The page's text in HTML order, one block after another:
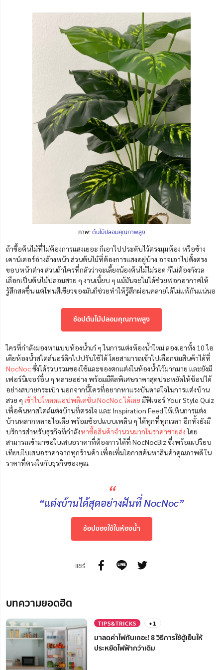
ภาพ:ต้นไม้ปลอมคุณภาพสูง
ถ้าซื้อต้นไม้ที่ไม่ต้องการแสงเยอะ ก็เอาไปประดับไว้ตรงมุมห้อง หรือข้าง
เคาน์เตอร์อ่างล้างหน้า ส่วนต้นไม้ที่ต้องการแสงอยู่บ้าง อาจเอาไปตั้งตรง
ขอบหน้าต่าง ส่วนถ้าใครที่กลัวว่าจะเลี้ยงน้องต้นไม้ไม่รอด ก็ไม่ต้องกังวล
เลือกเป็นต้นไม้ปลอมสวย ๆ งานเนี้ยบ ๆ แม้มันจะไม่ได้ช่วยฟอกอากาศให้
รู้สึกสดชื่น แต่โทนสีเขียวของมันก็ช่วยทำให้รู้สึกผ่อนคลายได้ไม่แพ้กันแน่นอ
ช้อปต้นไม้ปลอมคุณภาพสูง
ใครที่กำลังมองหาแบบห้องน้ำเก๋ ๆ ในการแต่งห้องน้ำใหม่ ลองเอาทั้ง 10 ไอ
เดียห้องน้ำสไตล์นอร์ดิกไปปรับใช้ได้ โดยสามารถเข้าไปเลือกชมสินค้าได้ที่
NocNocซึ่งได้รวบรวมของใช้และของตกแต่งในห้องน้ำไว้มากมาย และยังมี
เฟอร์นิเจอร์อื่น ๆ หลายอย่าง พร้อมมีดีลพิเศษราคาสุดประหยัดให้ช้อปได้
อย่างสบายกระเป๋า นอกจากนี้ใครที่อยากหาแรงบันดาลใจในการแต่งบ้าน
สวย ๆ เข้าไปโหลดแอปพลิเคชั่น NocNoc ได้เลย มีฟีเจอร์ Your Style Quiz
เพื่อค้นหาสไตล์แต่งบ้านที่ตรงใจ และ Inspiration Feed ให้เห็นการแต่ง
บ้านหลากหลายไอเดีย พร้อมช้อปแบบเพลิน ๆ ได้ทุกที่ทุกเวลา อีกทั้งยังมี
บริการสำหรับธุรกิจที่กำลังหาซื้อสินค้าจำนวนมากในราคาขายส่งโดย
สามารถเข้ามาขอใบเสนอราคาที่ต้องการได้ที่ NocNocBiz ซี่งพร้อมเปรียบ
เทียบใบเสนอราคาจากทุกร้านค้า เพื่อเพิ่มโอกาสค้นหาสินค้าคุณภาพดี ใน
ราคาที่ตรงใจกับธุรกิจของคุณ
“
“แต่งบ้านได้สุดอย่างฝันที่ NocNoc”
ช้อปของใช้ในห้องน้ำ
แชร์
บทความยอดฮิต
TIPS&TRICKS +1
มาลดค่าไฟกันเถอะ! 8 วิธีการใช้ตู้เย็นให้
ประหยัดไฟฟ้ากว่าเดิม